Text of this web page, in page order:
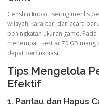
Genshin Impact sering merilis
wilayah, karakter, dan acara
peningkatan ukuran game.
menempati sekitar 70 GB ruang
dapat berfluktuasi.
Tips Mengelola
Efektif
1. Pantau dan Hapus